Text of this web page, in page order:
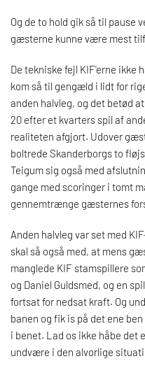
Og de to hold gik så til pause
gæsterne kunne være mest
De tekniske fejl KIF'erne ikke
kom så til gengæld i lidt for
anden halvleg, og det betød
20 efter et kvarters spil af
realiteten afgjort. Udover
boltrede Skanderborgs to
Teigum sig også med
gange med scoringer i tomt
gennemtrænge gæsternes
Anden halvleg var set med
skal så også med, at mens
manglede KIF stamspillere
og Daniel Guldsmed, og en
fortsat for nedsat kraft. Og
banen og fik is på det ene
i benet. Lad os ikke håbe det
undvære i den alvorlige